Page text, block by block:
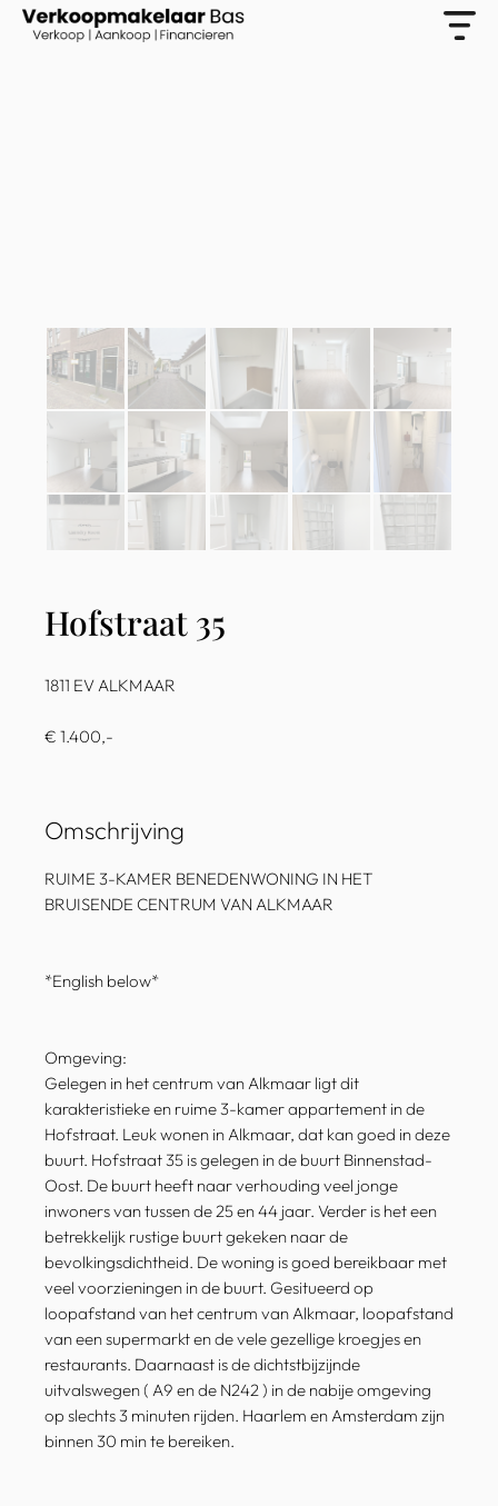
Hofstraat 35
1811 EV ALKMAAR
€ 1.400,-
Omschrijving
RUIME 3-KAMER BENEDENWONING IN HET
BRUISENDE CENTRUM VAN ALKMAAR
*English below*
Omgeving:
Gelegen in het centrum van Alkmaar ligt dit
karakteristieke en ruime 3-kamer appartement in de
Hofstraat. Leuk wonen in Alkmaar, dat kan goed in deze
buurt. Hofstraat 35 is gelegen in de buurt Binnenstad-
Oost. De buurt heeft naar verhouding veel jonge
inwoners van tussen de 25 en 44 jaar. Verder is het een
betrekkelijk rustige buurt gekeken naar de
bevolkingsdichtheid. De woning is goed bereikbaar met
veel voorzieningen in de buurt. Gesitueerd op
loopafstand van het centrum van Alkmaar, loopafstand
van een supermarkt en de vele gezellige kroegjes en
restaurants. Daarnaast is de dichtstbijzijnde
uitvalswegen ( A9 en de N242 ) in de nabije omgeving
op slechts 3 minuten rijden. Haarlem en Amsterdam zijn
binnen 30 min te bereiken.